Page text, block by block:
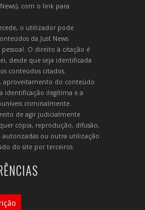
com o link para
o utilizador pode
da Just News
O direito à citação é
desde que seja identificada
conteúdos citados.
aproveitamento do conteúdo
identificação ilegítima e a
criminalmente.
de agir judicialmente
cópia, reprodução, difusão,
autorizadas ou outra utilização
do site por terceiros.